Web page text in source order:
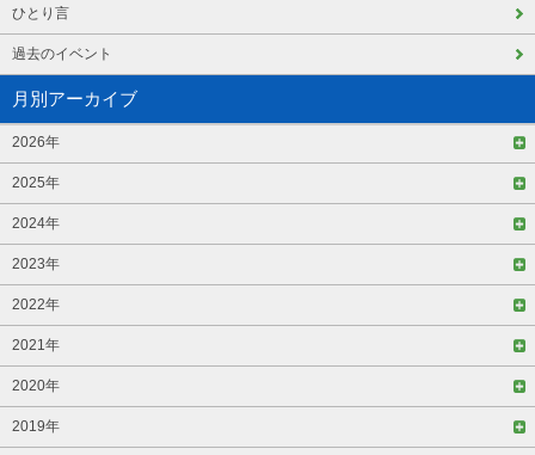
ひとり言
過去のイベント
月別アーカイブ
2026年
2025年
2024年
2023年
2022年
2021年
2020年
2019年